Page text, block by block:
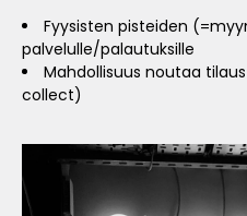
Fyysisten pisteiden
palvelulle/palautuksille
Mahdollisuus noutaa
collect)